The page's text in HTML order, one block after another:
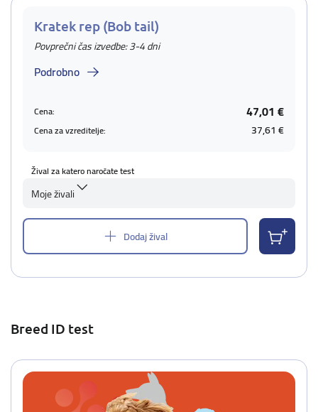
Kratek rep (Bob tail)
Povprečni čas izvedbe: 3-4 dni
Podrobno
Cena: 47,01 €
Cena za vzreditelje: 37,61 €
Žival za katero naročate test
Moje živali
Dodaj žival
Breed ID test